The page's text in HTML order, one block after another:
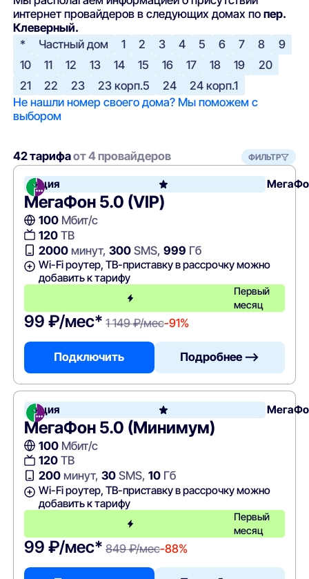
интернет провайдеров в следующих домах попер.
Клеверный.
*
Частный дом 1 2 3 4 5 6 7 8
9
10
11 12 13 14 15 16 17 18 19
20
21
22 23 23 корп.5 24
24 корп.1
Не нашли номер своего дома? Мы поможем с
выбором
42 тарифаот 4 провайдеров ФИЛЬТР
Акция
МегаФон 5.0 (VIP)
100Мбит/с
120ТВ
2000минут, 300SMS, 999 Гб
Wi-Fi роутер, ТВ-приставку в рассрочку можно
добавить к тарифу
Первый
месяц
99 ₽/мес* 1 149 ₽/мес-91%
Подключить Подробнее —>
Акция
МегаФон 5.0 (Минимум)
100Мбит/с
120ТВ
200минут, 30SMS, 10Гб
Wi-Fi роутер, ТВ-приставку в рассрочку можно
добавить к тарифу
Первый
месяц
99 ₽/мес* 849 ₽/мес-88%